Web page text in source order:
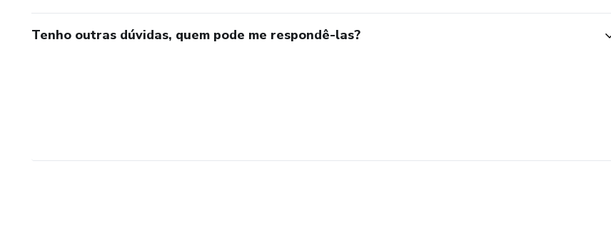
Tenho outras dúvidas, quem pode me respondê-las?